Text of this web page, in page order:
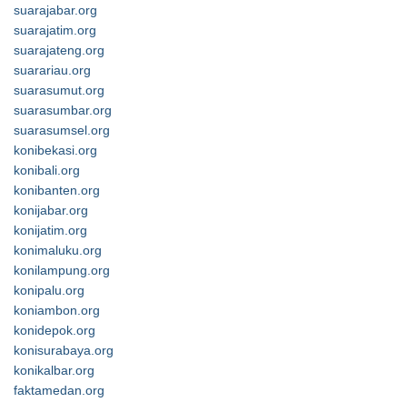
suarajabar.org
suarajatim.org
suarajateng.org
suarariau.org
suarasumut.org
suarasumbar.org
suarasumsel.org
konibekasi.org
konibali.org
konibanten.org
konijabar.org
konijatim.org
konimaluku.org
konilampung.org
konipalu.org
koniambon.org
konidepok.org
konisurabaya.org
konikalbar.org
faktamedan.org